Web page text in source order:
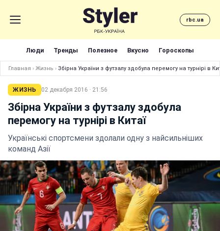
rbc.ua
Люди Тренды Полезное Вкусно Гороскопы
Главная › Жизнь › Збірна України з футзалу здобула перемогу на турнірі в
ЖИЗНЬ 02 декабря 2016 · 21:56
Збірна України з футзалу здобула
перемогу на турнірі в Китаї
Українські спортсмени здолали одну з найсильніших
команд Азії